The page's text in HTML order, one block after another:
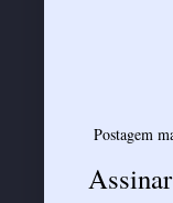
Postagem